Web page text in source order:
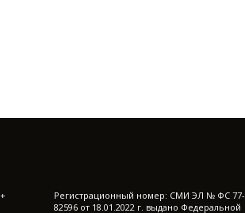
Регистрационный номер: СМИ ЭЛ № ФС 77-
82596 от 18.01.2022 г. выдано Федеральной